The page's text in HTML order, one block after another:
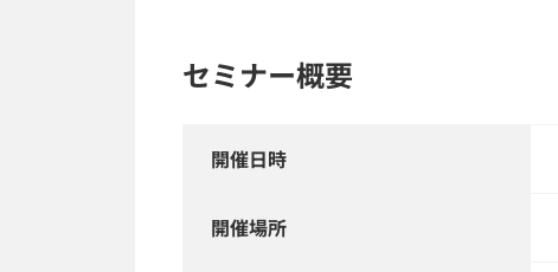
セミナー概要
開催日時
開催場所